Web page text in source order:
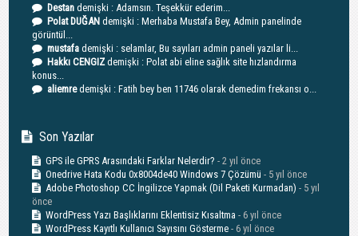
Destan demişki : Adamsın. Teşekkür ederim...
Polat DUĞAN demişki : Merhaba Mustafa Bey, Admin panelinde
görüntül...
mustafa demişki : selamlar, Bu sayıları admin paneli yazılar li...
Hakkı CENGIZ demişki : Polat abi eline sağlık site hızlandırma
konus...
aliemredemişki : Fatih bey ben 11746 olarak demedim frekansı o...
Son Yazılar
GPS ile GPRS Arasındaki Farklar Nelerdir? - 2 yıl önce
Onedrive Hata Kodu 0x8004de40 Windows 7 Çözümü - 5 yıl önce
Adobe Photoshop CC İngilizce Yapmak (Dil Paketi Kurmadan) - 5 yıl
önce
WordPress Yazı Başlıklarını Eklentisiz Kısaltma - 6 yıl önce
WordPress Kayıtlı Kullanıcı Sayısını Gösterme - 6 yıl önce